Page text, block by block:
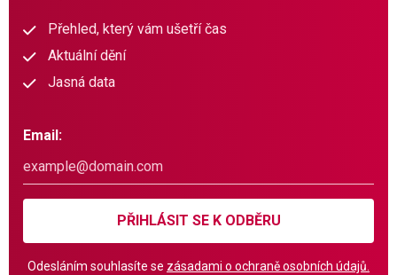
Přehled, který vám ušetří čas
Aktuální dění
Jasná data
Email:
PŘIHLÁSIT SE K ODBĚRU
Odesláním souhlasíte se zásadami o ochraně osobních údajů.